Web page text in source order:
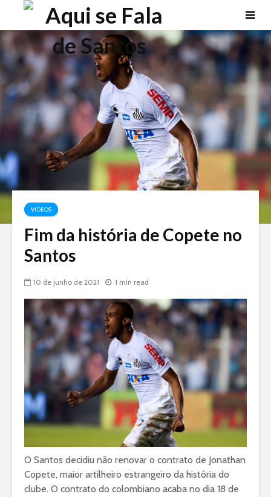
VIDEOS
Fim da história de Copete no
Santos
10 de junho de 2021 1 min read
O Santos decidiu não renovar o contrato de Jonathan
Copete, maior artilheiro estrangeiro da história do
clube. O contrato do colombiano acaba no dia 18 de